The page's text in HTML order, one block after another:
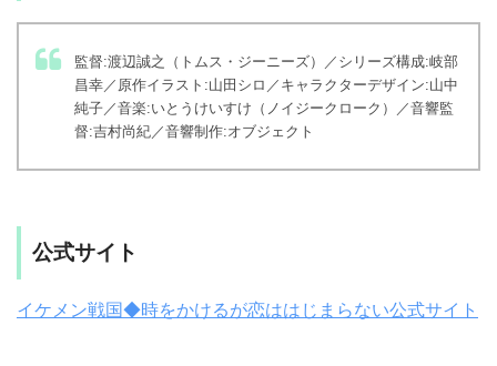
監督:渡辺誠之（トムス・ジーニーズ）／シリーズ構成:岐部
昌幸／原作イラスト:山田シロ／キャラクターデザイン:山中
純子／音楽:いとうけいすけ（ノイジークローク）／音響監
督:吉村尚紀／音響制作:オブジェクト
公式サイト
イケメン戦国◆時をかけるが恋ははじまらない公式サイト